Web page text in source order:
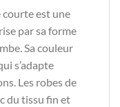
courte est une
par sa forme
Sa couleur
s’adapte
Les robes de
du tissu fin et